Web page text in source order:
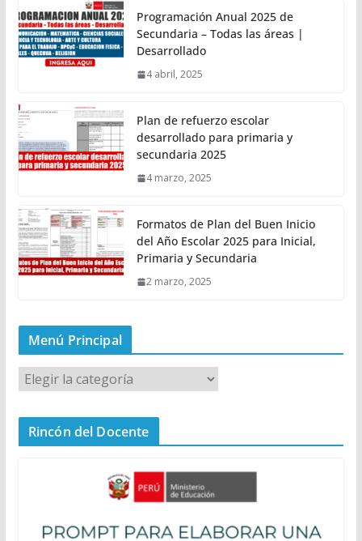
Programación Anual 2025 de
Secundaria – Todas las áreas |
Desarrollado
4 abril, 2025
Plan de refuerzo escolar
desarrollado para primaria y
secundaria 2025
4 marzo, 2025
Formatos de Plan del Buen Inicio
del Año Escolar 2025 para Inicial,
Primaria y Secundaria
2 marzo, 2025
Menú Principal
M
n
Rincón del Docente